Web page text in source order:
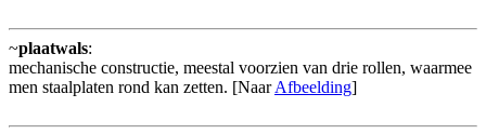
~plaatwals:
mechanische constructie, meestal voorzien van drie rollen, waarmee
men staalplaten rond kan zetten. [NaarAfbeelding]